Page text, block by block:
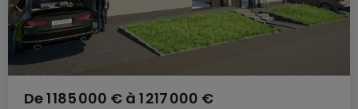
De1 185 000 € à 1 217 000 €